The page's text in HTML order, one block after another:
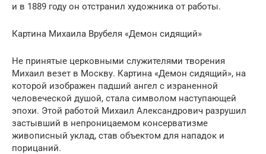
и в 1889 году он отстранил художника от работы.
Картина Михаила Врубеля «Демон сидящий»
Не принятые церковными служителями творения
Михаил везет в Москву. Картина «Демон сидящий», на
которой изображен падший ангел с израненной
человеческой душой, стала символом наступающей
эпохи. Этой работой Михаил Александрович разрушил
застывший в непроницаемом консерватизме
живописный уклад, став объектом для нападок и
порицаний.